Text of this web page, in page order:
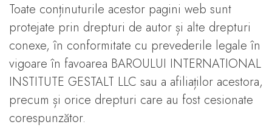
Toate conținuturile acestor pagini web sunt
protejate prin drepturi de autor și alte drepturi
conexe, în conformitate cu prevederile legale în
vigoare în favoarea BAROULUI INTERNATIONAL
INSTITUTE GESTALT LLC sau a afiliaților acestora,
precum și orice drepturi care au fost cesionate
corespunzător.